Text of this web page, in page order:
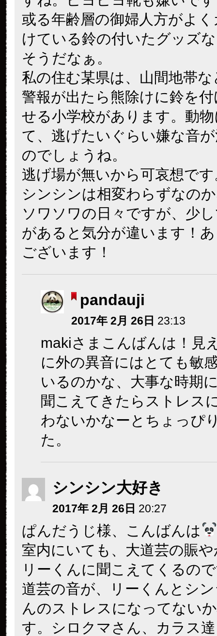
或る年齢層の御婦人方がよ
けている鈴の付いたグッズ
そうだなぁ。
私の住む某県は、山間地帯
警報が出たら熊除けに鈴を
せる小学校があります。動
て、逃げたいぐらい嫌な音
のでしょうね。
逃げ場が無いから可哀想です
シンシンは相変わらずなの
ソワソワの日々ですが、少
があると気分が違います！
ございます！
pandauji
2017年 2月 26日 23:13
makiさまこんばんは！見
に外の異音にはとても敏
いるのかな、大事な時期
聞こえてきたらストレス
わないかなーとちょっぴ
た。
シンシン大好き
2017年 2月 26日 20:27
ぱんだうじ様、こんばんは
室内にいても、大道芸の賑
リーくんに聞こえてくるの
道芸の音が、リーくんとシ
んのストレスになってない
す。シロクマさん、カラス